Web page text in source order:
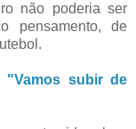
não poderia ser
pensamento, de
"Vamos subir de